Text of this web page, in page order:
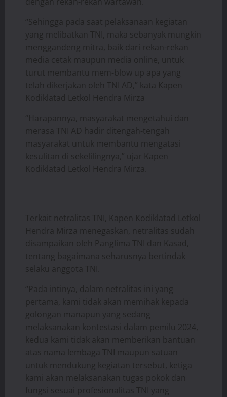
“Sehingga pada saat pelaksanaan kegiatan
yang melibatkan TNI, maka sebanyak mungkin
menggandeng mitra, baik dari rekan-rekan
media cetak maupun media online, untuk
turut membantu mem-blow up apa yang
telah dikerjakan oleh TNI AD,” kata Kapen
Kodiklatad Letkol Hendra Mirza
“Harapannya, masyarakat mengetahui dan
merasa TNI AD hadir ditengah-tengah
masyarakat untuk membantu mengatasi
kesulitan di sekelilingnya,” ujar Kapen
Kodiklatad Letkol Hendra Mirza.
Terkait netralitas TNI, Kapen Kodiklatad Letkol
Hendra Mirza menegaskan, netralitas sudah
disampaikan oleh Panglima TNI dan Kasad,
tentang bagaimana seharusnya bertindak
selaku anggota TNI.
“Pada intinya, dalam netralitas ini yang
pertama, kami tidak akan memihak kepada
golongan manapun yang sedang
melaksanakan kontestasi dalam pemilu 2024,
kedua kami tidak akan memberikan bantuan
atas nama lembaga TNI maupun satuan
untuk mendukung kegiatan tersebut, ketiga
kami akan melaksanakan tugas pokok dan
fungsi sesuai profesionalitas TNI yang